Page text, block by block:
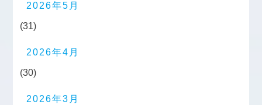
2026年5月
(31)
2026年4月
(30)
2026年3月